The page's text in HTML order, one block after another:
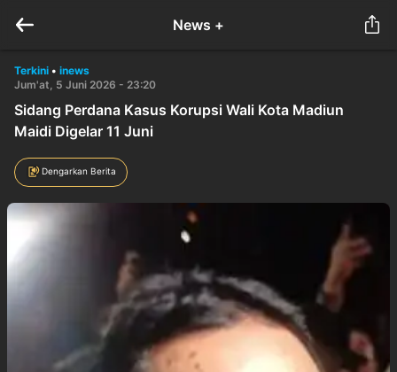
News +
Terkini • inews
Jum'at, 5 Juni 2026 - 23:20
Sidang Perdana Kasus Korupsi Wali Kota Madiun
Maidi Digelar 11 Juni
Dengarkan Berita